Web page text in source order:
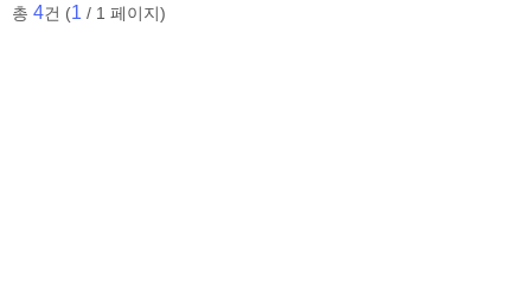
총 4건 (1 / 1 페이지)